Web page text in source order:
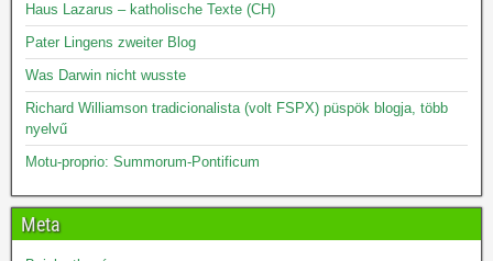
Haus Lazarus – katholische Texte (CH)
Pater Lingens zweiter Blog
Was Darwin nicht wusste
Richard Williamson tradicionalista (volt FSPX) püspök blogja, több
nyelvű
Motu-proprio: Summorum-Pontificum
Meta